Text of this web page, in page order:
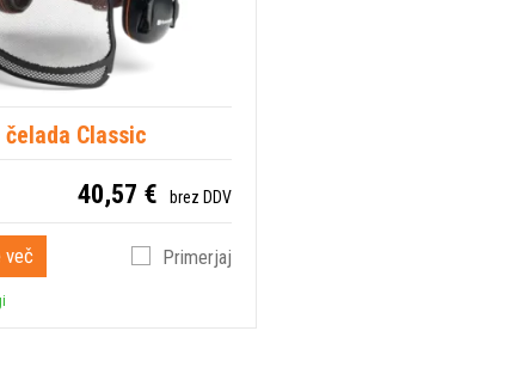
Classic
40,57 € brez DDV
več Primerjaj